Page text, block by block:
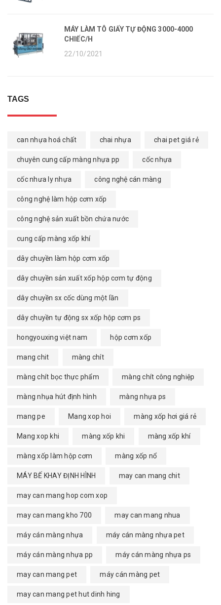
MÁY LÀM TÔ GIẤY TỰ ĐỘNG 3000-4000
CHIẾC/H
22/10/2021
TAGS
can nhựa hoá chất chai nhựa chai pet giá rẻ
chuyên cung cấp màng nhựa pp cốc nhựa
cốc nhưa ly nhựa công nghệ cán màng
công nghệ làm hộp cơm xốp
công nghệ sản xuất bồn chứa nước
cung cấp màng xốp khí
dây chuyền làm hộp cơm xốp
dây chuyền sản xuất xốp hộp cơm tự động
dây chuyền sx cốc dùng một lần
dây chuyền tự động sx xốp hộp cơm ps
hongyouxing việt nam hộp cơm xốp
mang chit màng chít
màng chít bọc thực phẩm màng chít công nghiệp
màng nhụa hút định hình màng nhựa ps
mang pe Mang xop hoi màng xốp hơi giá rẻ
Mang xop khi màng xốp khi màng xốp khí
màng xốp làm hộp cơm màng xốp nổ
MÁY BẾ KHAY ĐỊNH HÌNH may can mang chit
may can mang hop com xop
may can mang kho 700 may can mang nhua
máy cán màng nhựa máy cán màng nhựa pet
máy cán màng nhựa pp máy cán màng nhựa ps
may can mang pet máy cán màng pet
may can mang pet hut dinh hing